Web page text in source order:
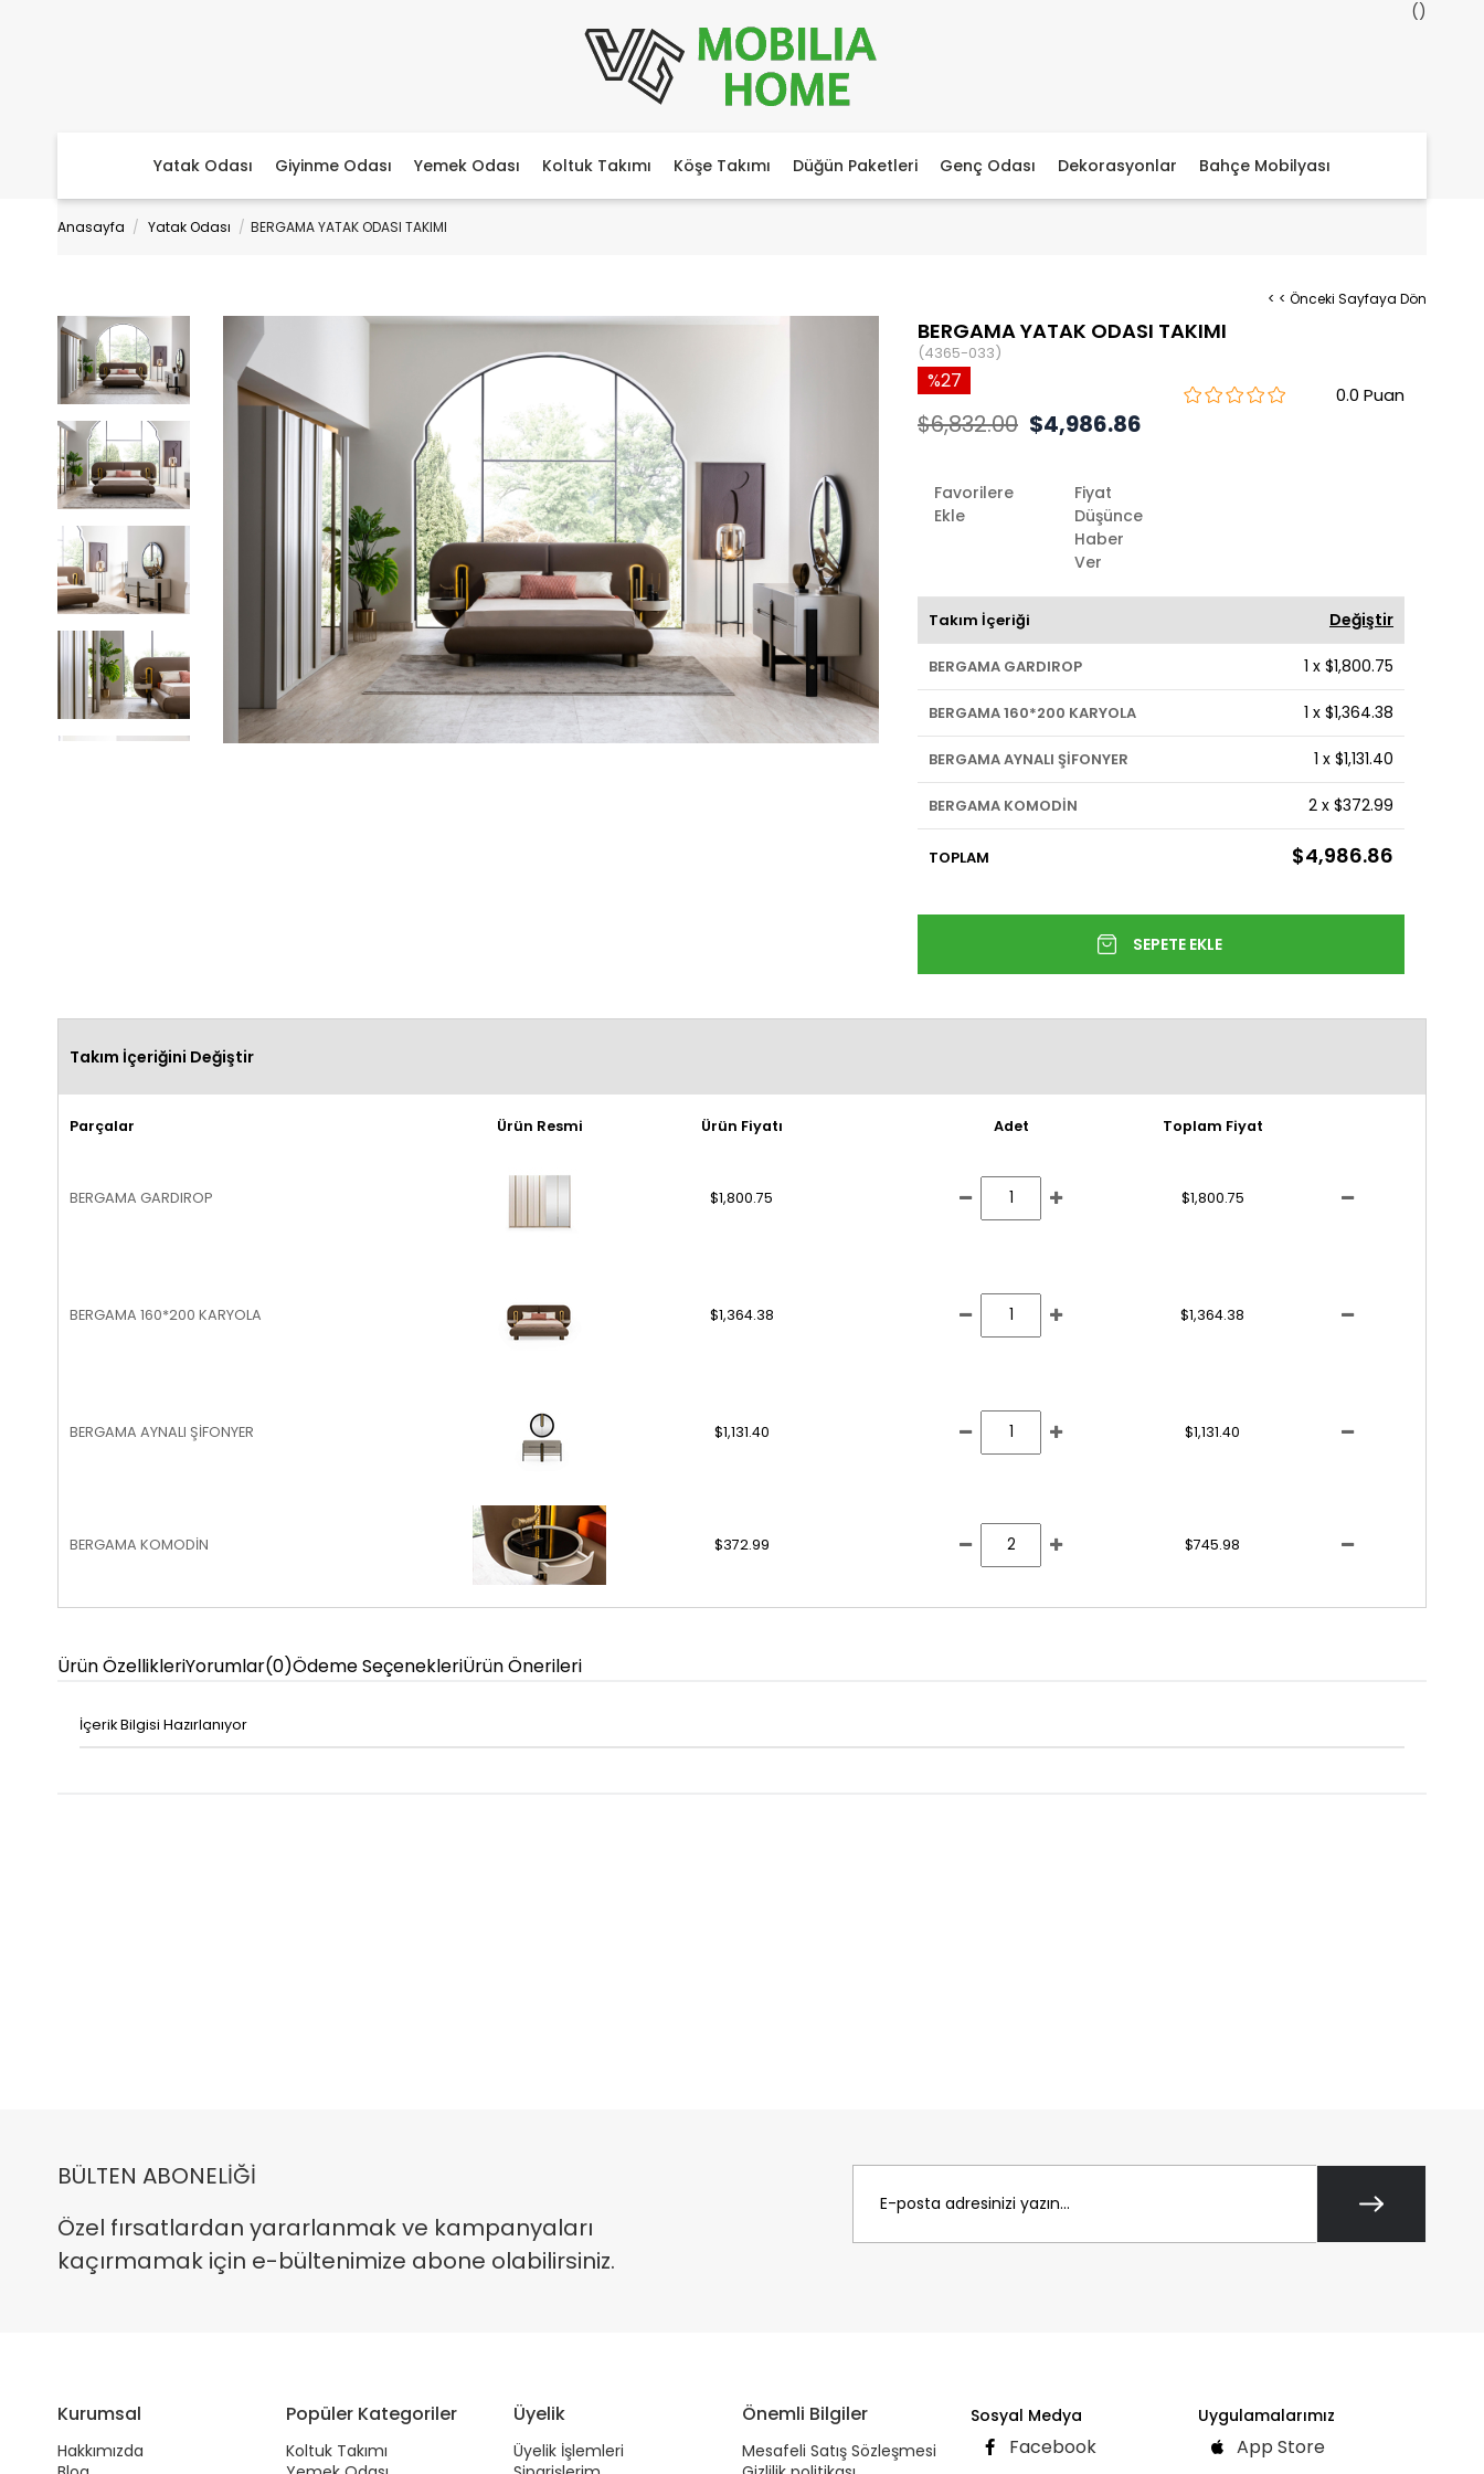
Yatak Odası Giyinme Odası Yemek Odası Koltuk Takımı Köşe Takımı Düğün Paketleri Genç Odası Dekorasyonlar Bahçe Mobilyası
Anasayfa Yatak Odası BERGAMA YATAK ODASI TAKIMI
< < Önceki Sayfaya Dön
BERGAMA YATAK ODASI TAKIMI
(4365-033)
0.0
27
$6,832.00 $4,986.86
Favorilere
Ekle
Fiyat
Düşünce
Haber
Ver
Takım İçeriği Değiştir
BERGAMA GARDIROP 1 x $1,800.75
BERGAMA 160*200 KARYOLA 1 x $1,364.38
BERGAMA AYNALI ŞİFONYER 1 x $1,131.40
BERGAMA KOMODİN 2 x $372.99
TOPLAM $4,986.86
Takım İçeriğini Değiştir
Parçalar Ürün Resmi Ürün Fiyatı Adet Toplam Fiyat
BERGAMA GARDIROP $1,800.75 $1,800.75
BERGAMA 160*200 KARYOLA $1,364.38 $1,364.38
BERGAMA AYNALI ŞİFONYER $1,131.40 $1,131.40
BERGAMA KOMODİN $372.99 $745.98
Ürün ÖzellikleriYorumlar(0)Ödeme SeçenekleriÜrün Önerileri
İçerik Bilgisi Hazırlanıyor
BÜLTEN ABONELİĞİ
Özel fırsatlardan yararlanmak ve kampanyaları
kaçırmamak için e-bültenimize abone olabilirsiniz.
Kurumsal
Hakkımızda
Popüler Kategoriler
Koltuk Takımı
Üyelik
Üyelik İşlemleri
Önemli Bilgiler
Mesafeli Satış Sözleşmesi
Sosyal Medya
Facebook
Uygulamalarımız
App Store